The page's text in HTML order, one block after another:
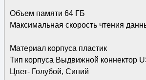
Объем памяти 64 ГБ
Максимальная скорость чтения
Материал корпуса пластик
Тип корпуса Выдвижной коннектор
Цвет- Голубой, Синий